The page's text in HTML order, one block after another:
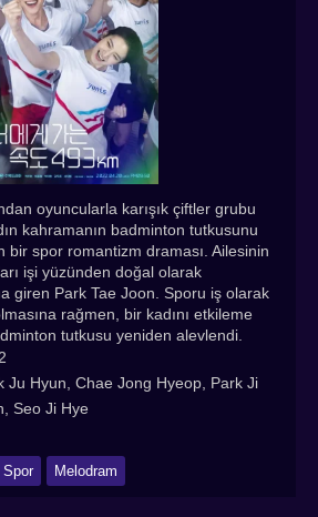
oyuncularla karışık çiftler grubu
kahramanın badminton tutkusunu
bir spor romantizm draması. Ailesinin
işi yüzünden doğal olarak
giren Park Tae Joon. Sporu iş olarak
rağmen, bir kadını etkileme
tutkusu yeniden alevlendi.
skandalı nedeniyle üç yıl boyunca
terk etmek zorunda kalan eski bir
Ju Hyun, Chae Jong Hyeop, Park Ji
Seo Ji Hye
Spor Melodram